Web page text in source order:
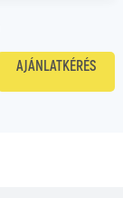
AJÁNLATKÉRÉS